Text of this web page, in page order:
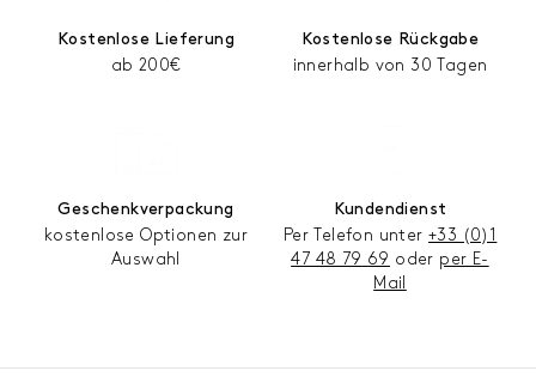
Kostenlose Lieferung
ab 200€
Kostenlose Rückgabe
innerhalb von 30 Tagen
Geschenkverpackung
kostenlose Optionen zur
Auswahl
Kundendienst
Per Telefon unter +33 (0)1
47 48 79 69 oder per E-
Mail